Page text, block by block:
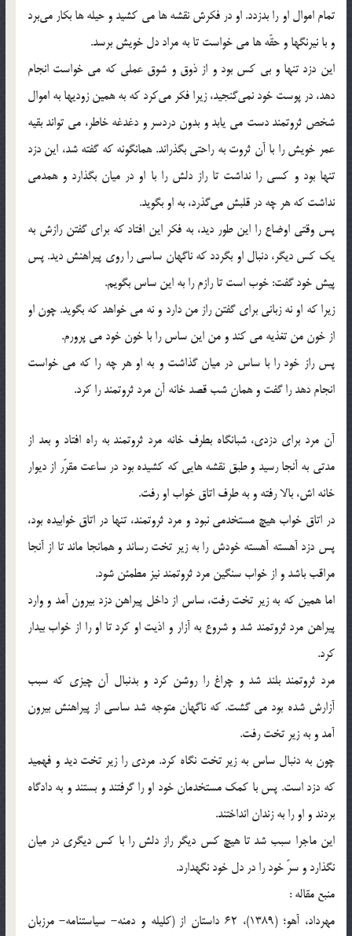
تمام اموال او را بدزدد. او در فکرش نقشه ها می کشید و حیله ها بکار می‌برد
و با نیرنگها و حقّه ها می خواست تا به مراد دل خویش برسد.
این دزد تنها و بی کس بود و از ذوق و شوق عملی که می خواست انجام
دهد، در پوست خود نمی‌گنجید، زیرا فکر می‌کرد که به همین زودیها به اموال
شخص ثروتمند دست می یابد و بدون دردسر و دغدغه خاطر، می تواند بقیه
عمر خویش را با آن ثروت به راحتی بگذراند. همانگونه که گفته شد، این دزد
تنها بود و کسی را نداشت تا راز دلش را با او در میان بگذارد و همدمی
نداشت که هر چه در قلبش می‌گذرد، به او بگوید.
پس وقتی اوضاع را این طور دید، به فکر این افتاد که برای گفتن رازش به
یک کس دیگر، دنبال او بگردد که ناگهان ساسی را روی پیراهنش دید. پس
پیش خود گفت: خوب است تا رازم را به این ساس بگویم.
زیرا که او نه زبانی برای گفتن راز من دارد و نه می خواهد که بگوید. چون او
از خون من تغذیه می کند و من این ساس را با خون خود می پرورم.
پس راز خود را با ساس در میان گذاشت و به او هر چه را که می خواست
انجام دهد را گفت و همان شب قصد خانه آن مرد ثروتمند را کرد.
آن مرد برای دزدی، شبانگاه بطرف خانه مرد ثروتمند به راه افتاد و بعد از
مدتی به آنجا رسید و طبق نقشه هایی که کشیده بود در ساعت مقرّر از دیوار
خانه اش، بالا رفته و به طرف اتاق خواب او رفت.
در اتاق خواب هیچ مستخدمی نبود و مرد ثروتمند، تنها در اتاق خوابیده بود،
پس دزد آهسته آهسته خودش را به زیر تخت رساند و همانجا ماند تا از آنجا
مراقب باشد و از خواب سنگین مرد ثروتمند نیز مطمئن شود.
اما همین که به زیر تخت رفت، ساس از داخل پیراهن دزد بیرون آمد و وارد
پیراهن مرد ثروتمند شد و شروع به آزار و اذیت او کرد تا او را از خواب بیدار
کرد.
مرد ثروتمند بلند شد و چراغ را روشن کرد و بدنبال آن چیزی که سبب
آزارش شده بود می گشت. که ناگهان متوجه شد ساسی از پیراهنش بیرون
آمد و به زیر تخت رفت.
چون به دنبال ساس به زیر تخت نگاه کرد. مردی را زیر تخت دید و فهمید
که دزد است. پس با کمک مستخدمان خود او را گرفتند و بستند و به دادگاه
بردند و او را به زندان انداختند.
این ماجرا سبب شد تا هیچ کس دیگر راز دلش را با کس دیگری در میان
نگذارد و سرّ خود را در دل خود نگهدارد.
منبع مقاله :
مهرداد، آهو؛ (1389)، 62 داستان از (کلیله و دمنه- سیاستنامه- مرزبان